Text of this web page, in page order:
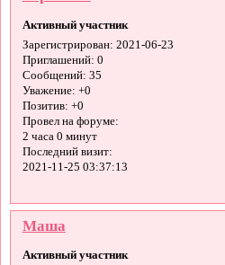
Активный участник
Зарегистрирован: 2021-06-23
Приглашений: 0
Сообщений: 35
Уважение: +0
Позитив: +0
Провел на форуме:
2 часа 0 минут
Последний визит:
2021-11-25 03:37:13
Маша
Активный участник